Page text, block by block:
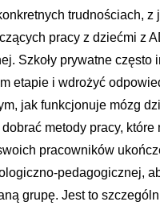
trudnościach, z
pracy z dziećmi z
Szkoły prywatne często
etapie i wdrożyć
jak funkcjonuje mózg
metody pracy,
pracowników
pedagogicznej,
grupę. Jest to